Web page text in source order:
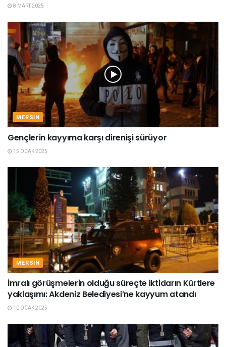
8 MART 2025
MERSIN
Gençlerin kayyıma karşı direnişi sürüyor
15 OCAK 2025
MERSIN
İmralı görüşmelerin olduğu süreçte iktidarın Kürtlere
yaklaşımı: Akdeniz Belediyesi’ne kayyum atandı
10 OCAK 2025